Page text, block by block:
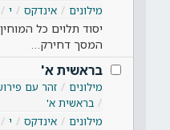
מילונים
אינדקס י
יסוד תלוים כל
המסך דחירק…
בראשית א'
מילונים זהר עם
בראשית א'
מילונים
אינדקס י